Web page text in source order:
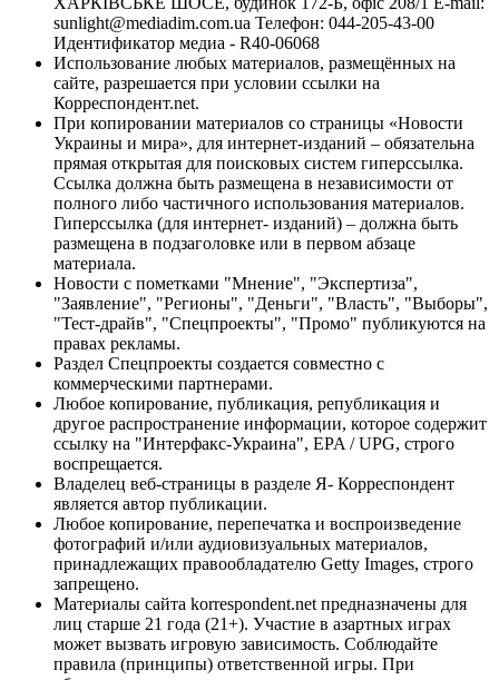
sunlight@mediadim.com.ua Телефон: 044-205-43-00
Идентификатор медиа - R40-06068
Использование любых материалов, размещённых на
сайте, разрешается при условии ссылки на
Корреспондент.net.
При копировании материалов со страницы «Новости
Украины и мира», для интернет-изданий – обязательна
прямая открытая для поисковых систем гиперссылка.
Ссылка должна быть размещена в независимости от
полного либо частичного использования материалов.
Гиперссылка (для интернет- изданий) – должна быть
размещена в подзаголовке или в первом абзаце
материала.
Новости с пометками "Мнение", "Экспертиза",
"Заявление", "Регионы", "Деньги", "Власть", "Выборы",
"Тест-драйв", "Спецпроекты", "Промо" публикуются на
правах рекламы.
Раздел Спецпроекты создается совместно с
коммерческими партнерами.
Любое копирование, публикация, републикация и
другое распространение информации, которое содержит
ссылку на "Интерфакс-Украина", EPA / UPG, строго
воспрещается.
Владелец веб-страницы в разделе Я- Корреспондент
является автор публикации.
Любое копирование, перепечатка и воспроизведение
фотографий и/или аудиовизуальных материалов,
принадлежащих правообладателю Getty Images, строго
запрещено.
Материалы сайта korrespondent.net предназначены для
лиц старше 21 года (21+). Участие в азартных играх
может вызвать игровую зависимость. Соблюдайте
правила (принципы) ответственной игры. При